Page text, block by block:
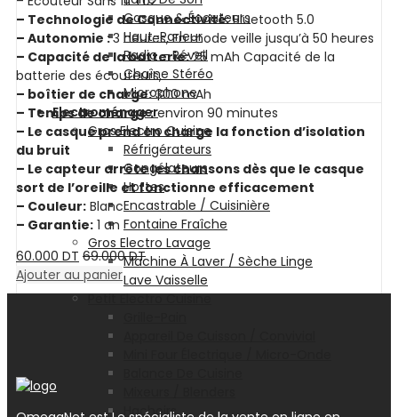
Casque & Écouteurs
Haut-Parleur
Radio – Réveil
Chaîne Stéréo
Microphone
Electroménager
Gros Electro Cuisine
Réfrigérateurs
Congélateurs
Hottes
Encastrable / Cuisinière
Fontaine Fraîche
Gros Electro Lavage
Machine À Laver / Sèche Linge
Lave Vaisselle
Petit Electro Cuisine
Hachoirs
– Technologie de Connectivité:Bluetooth 5.0
– Autonomie :3 heures, En mode veille jusqu’à 50 heures
– Capacité de la batterie:25 mAh Capacité de la
batterie des écouteurs,
– boîtier de charge:300 mAh
– Temps de charge :environ 90 minutes
– Le casque prend en charge la fonction d’isolation
du bruit
– Le capteur arrête les chansons dès que le casque
sort de l’oreille et fonctionne efficacement
– Couleur: Blanc
– Garantie: 1 an
60.000 DT 69.000DT
Ajouter au panier